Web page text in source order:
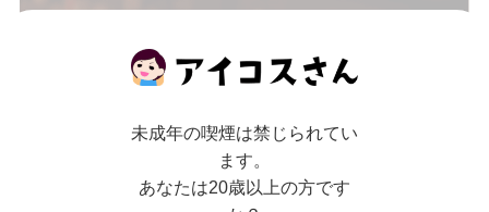
未成年の喫煙は禁じられてい
ます。
あなたは20歳以上の方です